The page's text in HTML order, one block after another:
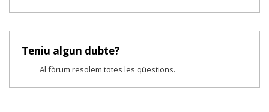
Teniu algun dubte?
Al fòrum resolem totes les qüestions.